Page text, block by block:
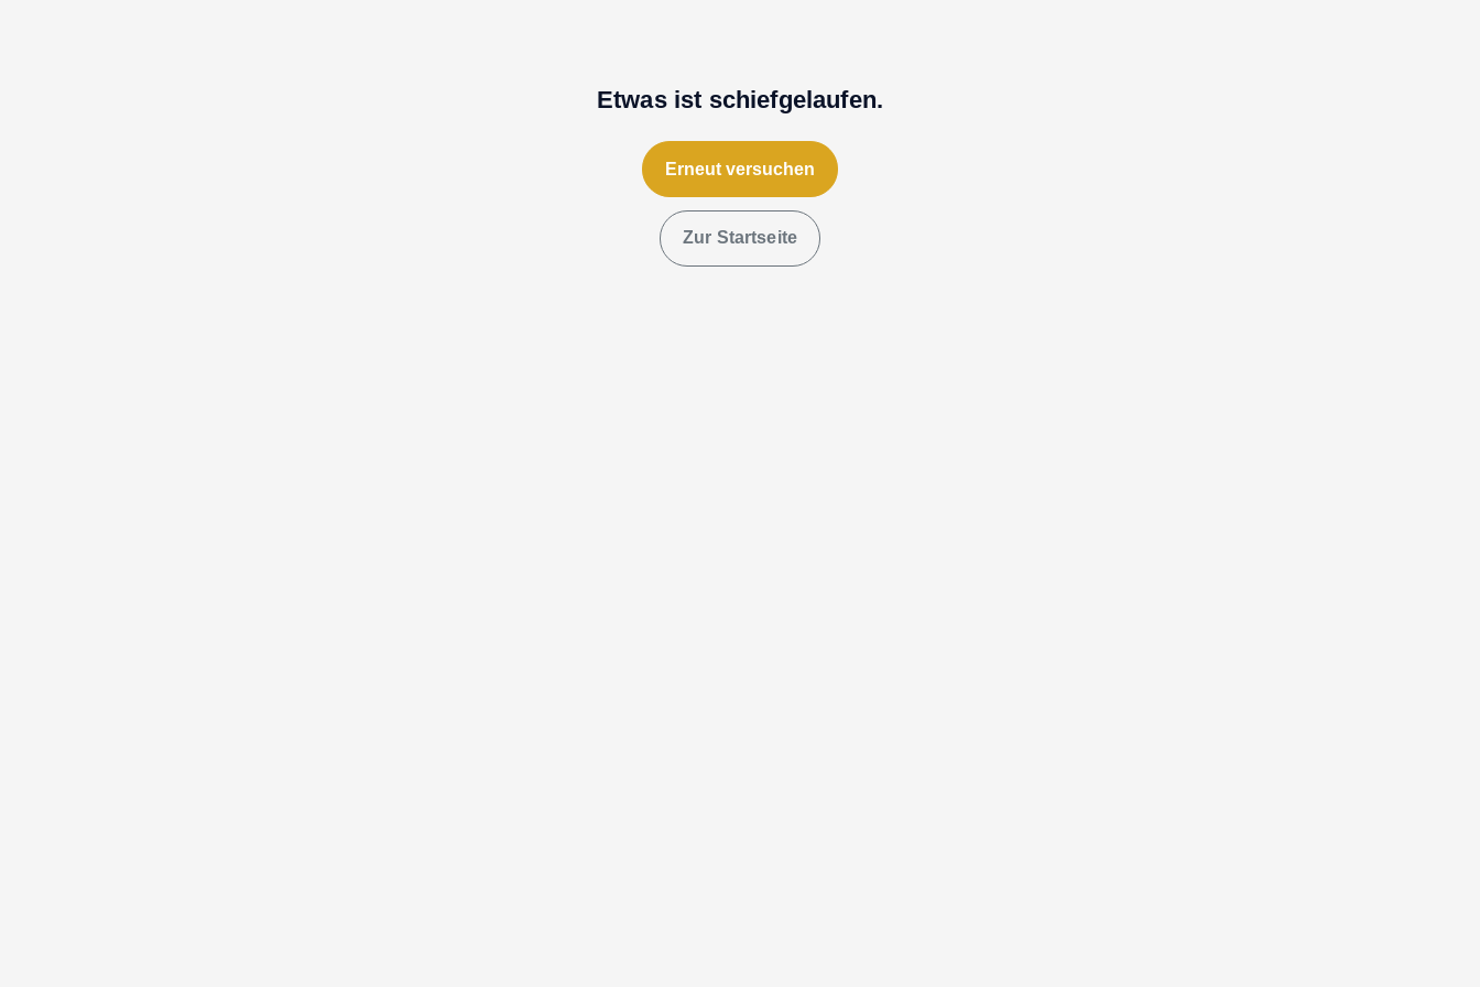
Etwas ist schiefgelaufen.
Erneut versuchen
Zur Startseite